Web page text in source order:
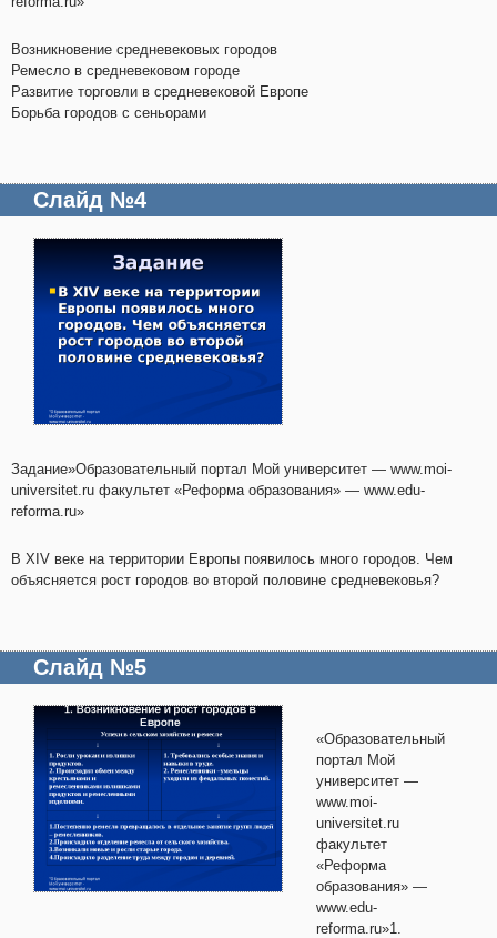
Возникновение средневековых городов
Ремесло в средневековом городе
Развитие торговли в средневековой Европе
Борьба городов с сеньорами
Слайд №4
Задание»Образовательный портал Мой университет — www.moi-
universitet.ru факультет «Реформа образования» — www.edu-
reforma.ru»
В XIV веке на территории Европы появилось много городов. Чем
объясняется рост городов во второй половине средневековья?
Слайд №5
«Образовательный
портал Мой
университет —
www.moi-
universitet.ru
факультет
«Реформа
образования» —
www.edu-
reforma.ru»1.